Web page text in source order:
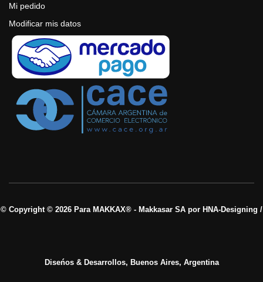
Mi pedido
Modificar mis datos
© Copyright © 2026 Para MAKKAX® - Makkasar SA por HNA-Designing /
Diseńos & Desarrollos, Buenos Aires, Argentina